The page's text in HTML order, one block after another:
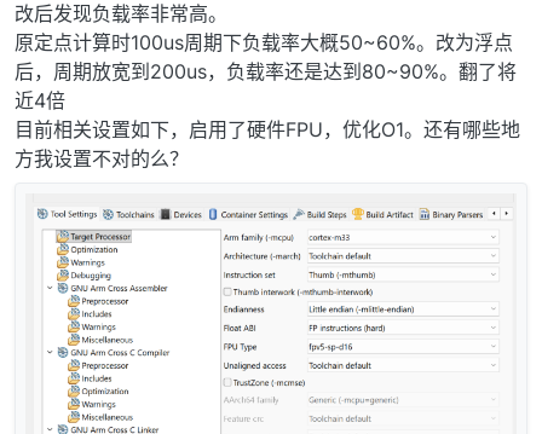
改后发现负载率非常高。
原定点计算时100us周期下负载率大概50~60%。改为浮点
后，周期放宽到200us，负载率还是达到80~90%。翻了将
近4倍
目前相关设置如下，启用了硬件FPU，优化O1。还有哪些地
方我设置不对的么？